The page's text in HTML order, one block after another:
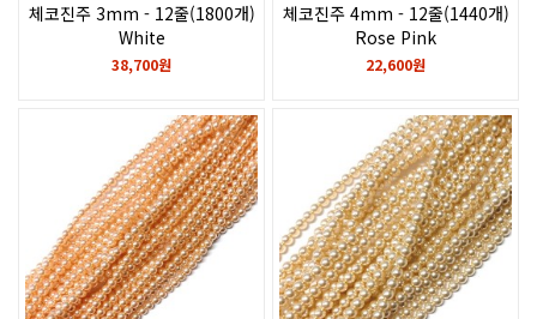
체코진주 3mm - 12줄(1800개)
White
38,700원
체코진주 4mm - 12줄(1440개)
Rose Pink
22,600원